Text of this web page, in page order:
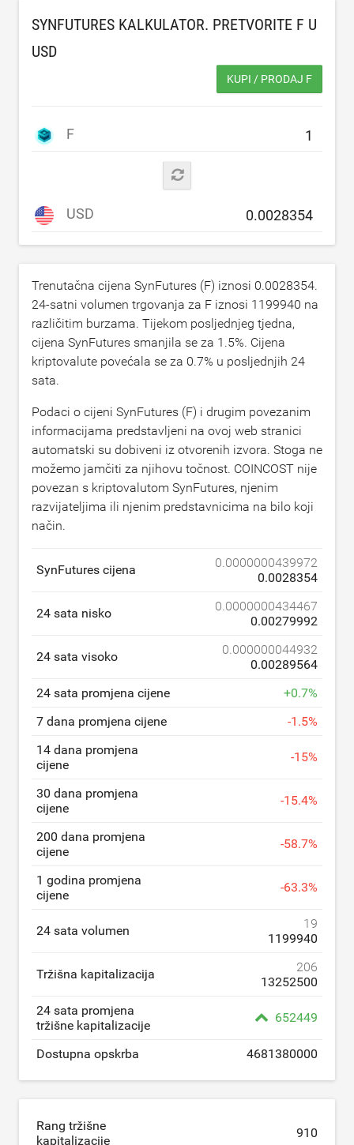
SYNFUTURES KALKULATOR. PRETVORITE F U
USD
KUPI / PRODAJ F
F
USD
Trenutačna cijena SynFutures (F) iznosi 0.0028354.
24-satni volumen trgovanja za F iznosi 1199940 na
različitim burzama. Tijekom posljednjeg tjedna,
cijena SynFutures smanjila se za 1.5%. Cijena
kriptovalute povećala se za 0.7% u posljednjih 24
sata.
Podaci o cijeni SynFutures (F) i drugim povezanim
informacijama predstavljeni na ovoj web stranici
automatski su dobiveni iz otvorenih izvora. Stoga ne
možemo jamčiti za njihovu točnost. COINCOST nije
povezan s kriptovalutom SynFutures, njenim
razvijateljima ili njenim predstavnicima na bilo koji
način.
SynFutures cijena
0.0000000439972
0.0028354
24 sata nisko
0.0000000434467
0.00279992
24 sata visoko
0.000000044932
0.00289564
24 sata promjena cijene
+0.7%
7 dana promjena cijene
-1.5%
14 dana promjena
cijene
-15%
30 dana promjena
cijene
-15.4%
200 dana promjena
cijene
-58.7%
1 godina promjena
cijene
-63.3%
24 sata volumen
19
1199940
Tržišna kapitalizacija
206
13252500
24 sata promjena
tržišne kapitalizacije
652449
Dostupna opskrba 4681380000
Rang tržišne
kapitalizacije
910